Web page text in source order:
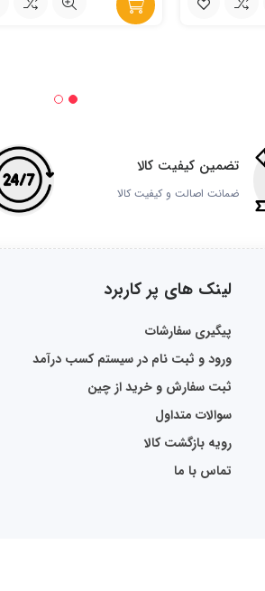
تضمین کیفیت کالا
ضمانت اصالت و کیفیت کالا
لینک های پر کاربرد
پیگیری سفارشات
ورود و ثبت نام در سیستم کسب درآمد
ثبت سفارش و خرید از چین
سوالات متداول
رویه بازگشت کالا
تماس با ما